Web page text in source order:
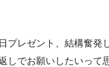
プレゼント、結構奮発
しでお願いしたいって